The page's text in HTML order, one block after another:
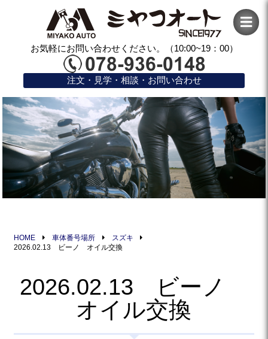
お気軽にお問い合わせください。（10:00~19：00）
注文・見学・相談・お問い合わせ
HOME 車体番号場所
スズキ
2026.02.13 ビーノ オイル交換
2026.02.13 ビーノ
オイル交換